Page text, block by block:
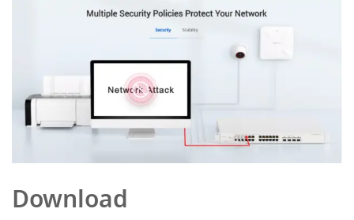
Download